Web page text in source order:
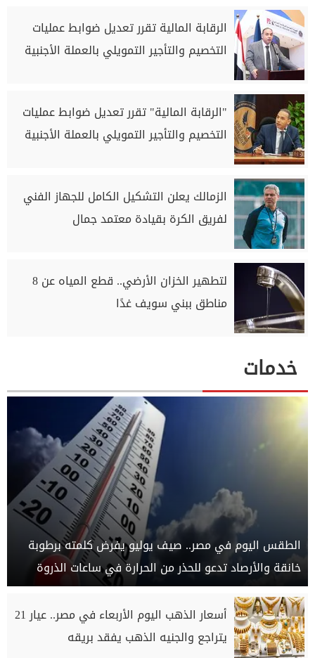
الرقابة المالية تقرر تعديل ضوابط عمليات
التخصيم والتأجير التمويلي بالعملة الأجنبية
"الرقابة المالية" تقرر تعديل ضوابط عمليات
التخصيم والتأجير التمويلي بالعملة الأجنبية
الزمالك يعلن التشكيل الكامل للجهاز الفني
لفريق الكرة بقيادة معتمد جمال
لتطهير الخزان الأرضي.. قطع المياه عن 8
مناطق ببني سويف غدًا
خدمات
الطقس اليوم في مصر.. صيف يوليو يفرض كلمته برطوبة
خانقة والأرصاد تدعو للحذر من الحرارة في ساعات الذروة
أسعار الذهب اليوم الأربعاء في مصر.. عيار 21
يتراجع والجنيه الذهب يفقد بريقه